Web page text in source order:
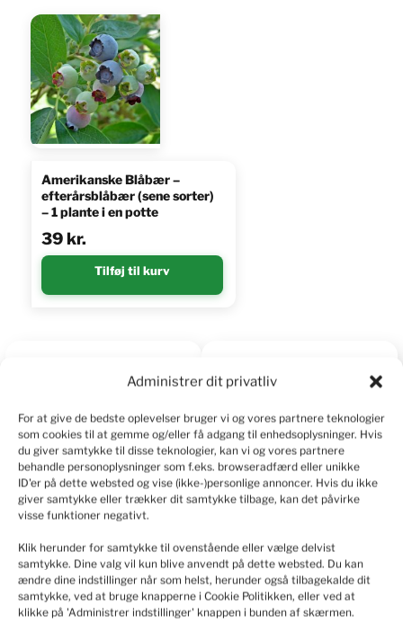
Administrer dit privatliv
For at give de bedste oplevelser bruger vi og vores partnere teknologier
som cookies til at gemme og/eller få adgang til enhedsoplysninger. Hvis
du giver samtykke til disse teknologier, kan vi og vores partnere
behandle personoplysninger som f.eks. browseradfærd eller unikke
ID'er på dette websted og vise (ikke-)personlige annoncer. Hvis du ikke
giver samtykke eller trækker dit samtykke tilbage, kan det påvirke
visse funktioner negativt.
Klik herunder for samtykke til ovenstående eller vælge delvist
samtykke. Dine valg vil kun blive anvendt på dette websted. Du kan
ændre dine indstillinger når som helst, herunder også tilbagekalde dit
samtykke, ved at bruge knapperne i Cookie Politikken, eller ved at
klikke på 'Administrer indstillinger' knappen i bunden af skærmen.
Amerikanske Blåbær –
efterårsblåbær (sene sorter)
– 1 plante i en potte
39kr.
Tilføj til kurv
4.9
5998 customer's reviews
from all time
collected and verified by
5 92%
3
2 1%
Customers reviews